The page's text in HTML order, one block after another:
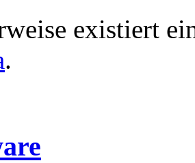
existiert
.